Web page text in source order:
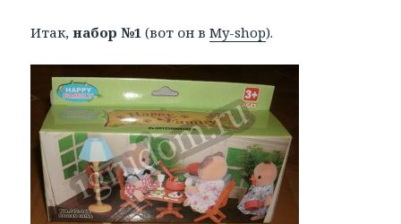
Итак,набор №1 (вот он вMy-shop).